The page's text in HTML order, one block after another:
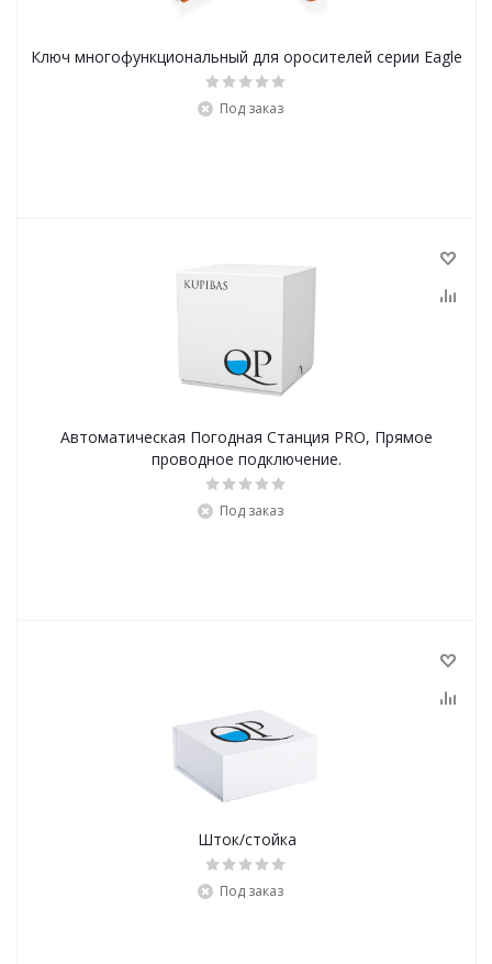
Ключ многофункциональный для оросителей серии Eagle
Под заказ
Автоматическая Погодная Станция PRO, Прямое
проводное подключение.
Под заказ
Шток/стойка
Под заказ